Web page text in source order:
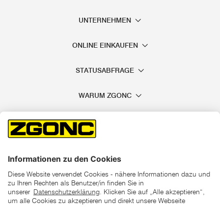
UNTERNEHMEN
ONLINE EINKAUFEN
STATUSABFRAGE
WARUM ZGONC